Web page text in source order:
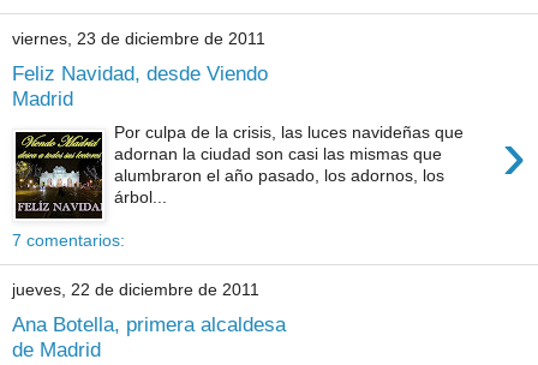
viernes, 23 de diciembre de 2011
Feliz Navidad, desde Viendo
Madrid
›
Por culpa de la crisis, las luces navideñas que
adornan la ciudad son casi las mismas que
alumbraron el año pasado, los adornos, los
árbol...
7 comentarios:
jueves, 22 de diciembre de 2011
Ana Botella, primera alcaldesa
de Madrid